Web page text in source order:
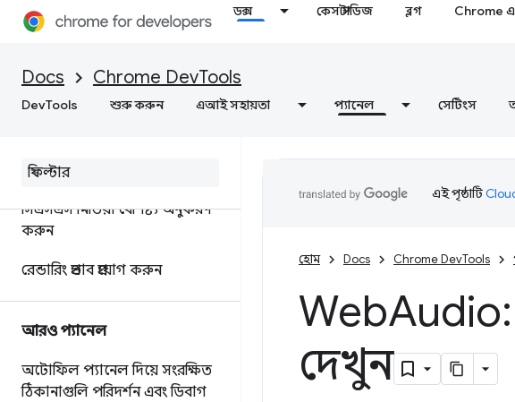
ডক্স কেস স্টাডিজ ব্লগ Chrome
Docs Chrome DevTools
DevTools শুরু করুন এআই সহায়তা প্যানেল সেটিংস
কাস্টমাইজ করুন
রেন্ডারিং
ওভারভিউ
সমস্যাগুলি আবিষ্কার করুন
সিএসএস মিডিয়া বৈশিষ্ট্য অনুকরণ
করুন
রেন্ডারিং প্রভাব প্রয়োগ করুন
আরও প্যানেল
অটোফিল প্যানেল দিয়ে সংরক্ষিত
ঠিকানাগুলি পরিদর্শন এবং ডিবাগ
এই পৃষ্ঠাটি
হোম Docs Chrome DevTools
Web
দেখুন